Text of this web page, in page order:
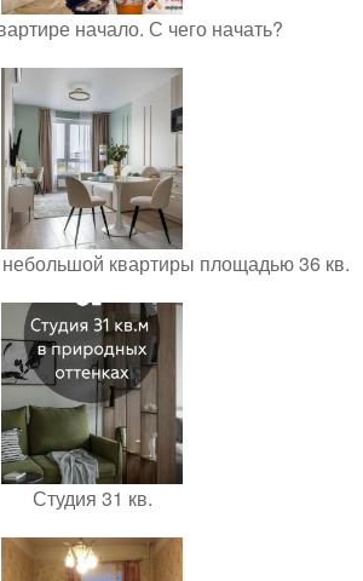
начало. С чего начать?
квартиры площадью 36 кв.
Студия 31 кв.